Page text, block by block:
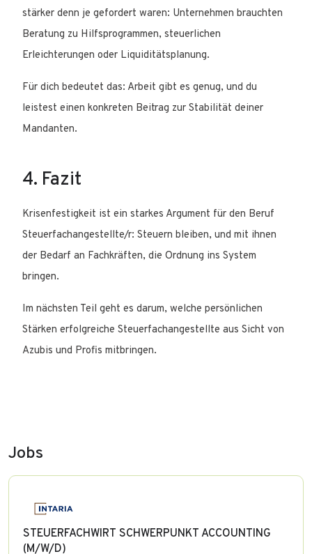
stärker denn je gefordert waren: Unternehmen brauchten
Beratung zu Hilfsprogrammen, steuerlichen
Erleichterungen oder Liquiditätsplanung.
Für dich bedeutet das: Arbeit gibt es genug, und du
leistest einen konkreten Beitrag zur Stabilität deiner
Mandanten.
4. Fazit
Krisenfestigkeit ist ein starkes Argument für den Beruf
Steuerfachangestellte/r: Steuern bleiben, und mit ihnen
der Bedarf an Fachkräften, die Ordnung ins System
bringen.
Im nächsten Teil geht es darum, welche persönlichen
Stärken erfolgreiche Steuerfachangestellte aus Sicht von
Azubis und Profis mitbringen.
Jobs
STEUERFACHWIRT SCHWERPUNKT ACCOUNTING
(M/W/D)